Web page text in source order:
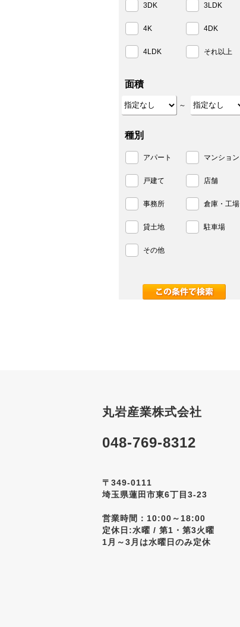
3DK 3LDK
4K 4DK
4LDK それ以上
面積
～
種別
アパート マンション
戸建て 店舗
事務所 倉庫・工場
貸土地 駐車場
その他
丸岩産業株式会社
048-769-8312
〒349-0111
埼玉県蓮田市東6丁目3-23
営業時間：10:00～18:00
定休日:水曜 / 第1・第3火曜
1月～3月は水曜日のみ定休